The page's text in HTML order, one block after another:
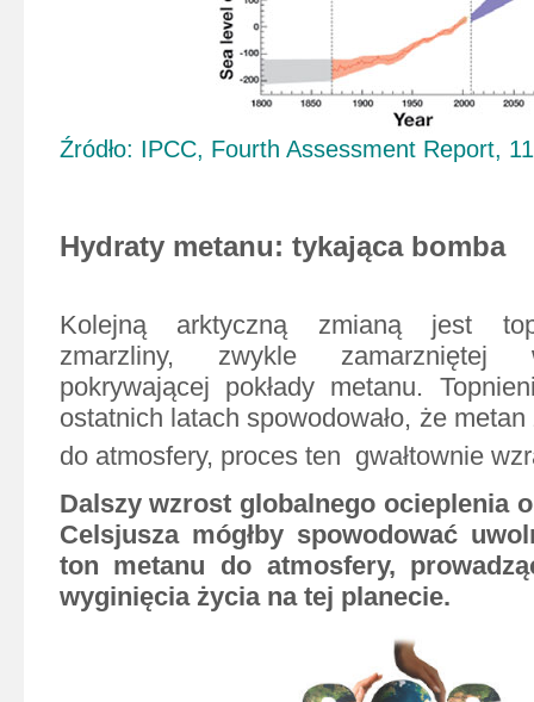
Źródło: IPCC, Fourth Assessment Report,
Hydraty metanu: tykająca bomba
Kolejną arktyczną zmianą jest
zmarzliny, zwykle zamarzniętej
pokrywającej pokłady metanu.
ostatnich latach spowodowało, że
do atmosfery, proces ten gwałtownie
Dalszy wzrost globalnego ocieplenia
Celsjusza mógłby spowodować
ton metanu do atmosfery,
wyginięcia życia na tej planecie.